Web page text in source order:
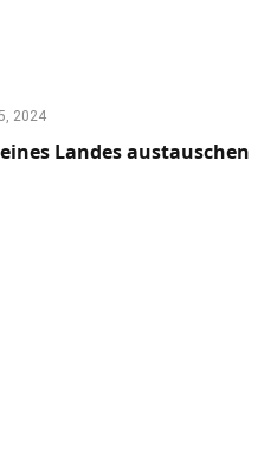
2024
Landes austauschen